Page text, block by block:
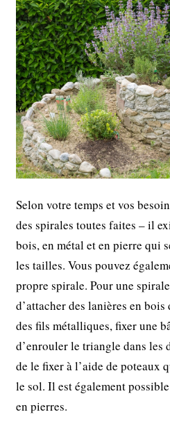
Selon votre temps et vos
des spirales toutes faites – il
bois, en métal et en pierre qui
les tailles. Vous pouvez
propre spirale. Pour une
d’attacher des lanières en
des fils métalliques, fixer une
d’enrouler le triangle dans les
de le fixer à l’aide de poteaux
le sol. Il est également
en pierres.